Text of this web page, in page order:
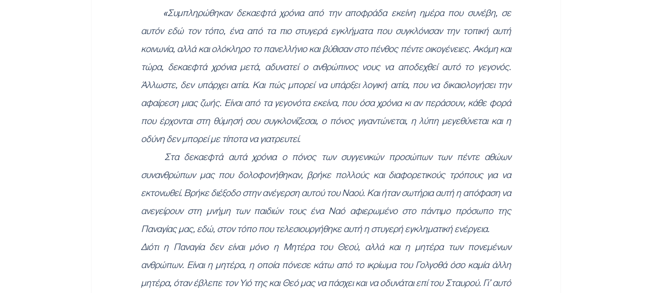
«Συμπληρώθηκαν δεκαεφτά χρόνια από την αποφράδα εκείνη ημέρα που συνέβη, σε
αυτόν εδώ τον τόπο, ένα από τα πιο στυγερά εγκλήματα που συγκλόνισαν την τοπική αυτή
κοινωνία, αλλά και ολόκληρο το πανελλήνιο και βύθισαν στο πένθος πέντε οικογένειες. Ακόμη και
τώρα, δεκαεφτά χρόνια μετά, αδυνατεί ο ανθρώπινος νους να αποδεχθεί αυτό το γεγονός.
Άλλωστε, δεν υπάρχει αιτία. Και πώς μπορεί να υπάρξει λογική αιτία, που να δικαιολογήσει την
αφαίρεση μιας ζωής. Είναι από τα γεγονότα εκείνα, που όσα χρόνια κι αν περάσουν, κάθε φορά
που έρχονται στη θύμησή σου συγκλονίζεσαι, ο πόνος γιγαντώνεται, η λύπη μεγεθύνεται και η
οδύνη δεν μπορεί με τίποτα να γιατρευτεί.
Στα δεκαεφτά αυτά χρόνια ο πόνος των συγγενικών προσώπων των πέντε αθώων
συνανθρώπων μας που δολοφονήθηκαν, βρήκε πολλούς και διαφορετικούς τρόπους για να
εκτονωθεί. Βρήκε διέξοδο στην ανέγερση αυτού του Ναού. Και ήταν σωτήρια αυτή η απόφαση να
ανεγείρουν στη μνήμη των παιδιών τους ένα Ναό αφιερωμένο στο πάντιμο πρόσωπο της
Παναγίας μας, εδώ, στον τόπο που τελεσιουργήθηκε αυτή η στυγερή εγκληματική ενέργεια.
Διότι η Παναγία δεν είναι μόνο η Μητέρα του Θεού, αλλά και η μητέρα των πονεμένων
ανθρώπων. Είναι η μητέρα, η οποία πόνεσε κάτω από το ικρίωμα του Γολγοθά όσο καμία άλλη
μητέρα, όταν έβλεπε τον Υιό της και Θεό μας να πάσχει και να οδυνάται επί του Σταυρού. Γι’ αυτό